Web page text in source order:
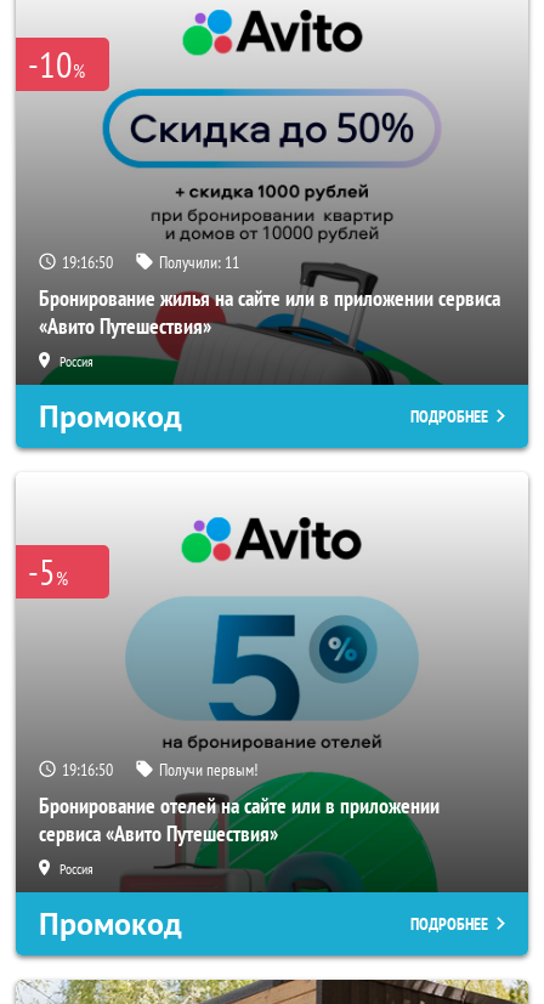
-10%
19:16:49 Получили: 11
Бронирование жилья на сайте или в приложении сервиса
«Авито Путешествия»
Россия
Промокод ПОДРОБНЕЕ
-5%
19:16:49 Получи первым!
Бронирование отелей на сайте или в приложении
сервиса «Авито Путешествия»
Россия
Промокод ПОДРОБНЕЕ